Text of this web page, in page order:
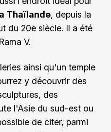
Thaïlande, depuis la
du 20e siècle. Il a été
V.
ainsi qu'un temple
y découvrir des
des
l'Asie du sud-est ou
de citer, parmi